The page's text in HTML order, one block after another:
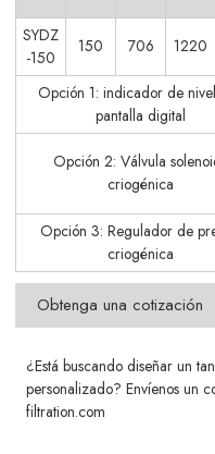
SYDZ
-150
150 706 1220
Opción 1: indicador de
pantalla digital
Opción 2: Válvula
criogénica
Opción 3: Regulador de
criogénica
Obtenga una cotización
¿Está buscando diseñar un
personalizado? Envíenos un
filtration.com